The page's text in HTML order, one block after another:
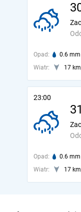
Opad: 0.6 mm
Wiatr:
17
23:00
Opad: 0.6 mm
Wiatr:
17